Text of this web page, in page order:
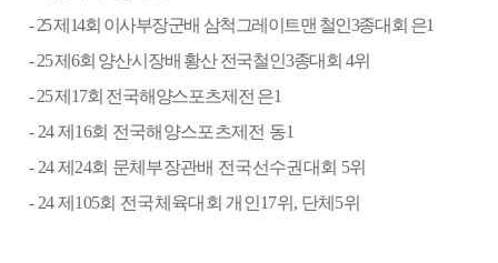
- 25제 14회 이사부장군배 삼척그레이트맨 철인 3종대회 은1
- 25제 6회 양산시장배 황산 전국철인 3종대회 4위
- 25제 17회 전국해양스포츠제전 은1
- 24제 16회 전국해양스포츠제전 동1
- 24제 24회 문체부장관배 전국선수권대회 5위
- 24제 105회 전국체육대회 개인 17위 , 단체 5위